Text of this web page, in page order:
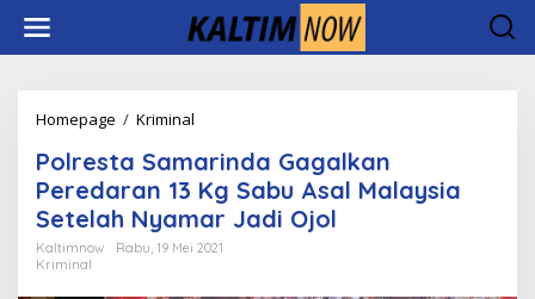
konten
Homepage / Kriminal
Gagalkan
Peredaran
13
Kg
Sabu
Polresta Samarinda Gagalkan
Peredaran 13 Kg Sabu Asal Malaysia
Setelah Nyamar Jadi Ojol
Kaltimnow
Rabu, 19 Mei 2021
Kriminal